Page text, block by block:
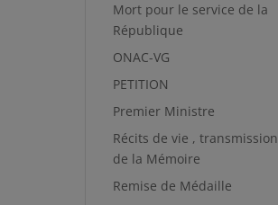
Mort pour le service de la
République
ONAC-VG
PETITION
Premier Ministre
Récits de vie , transmission
de la Mémoire
Remise de Médaille